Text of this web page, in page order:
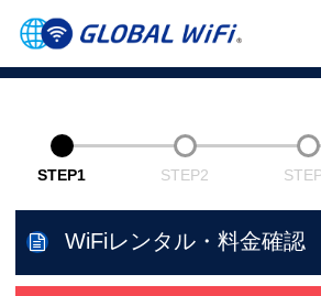
STEP1 STEP2
WiFiレンタル・料金確認